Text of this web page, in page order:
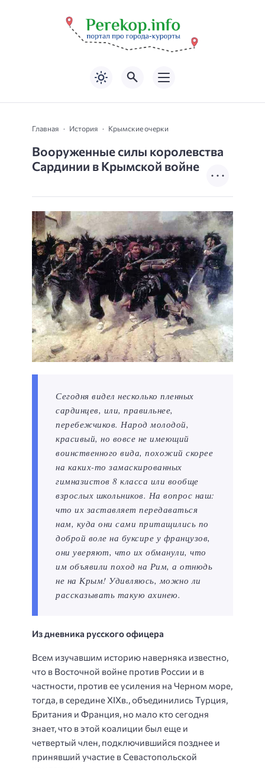
Главная История Крымские очерки
Вооруженные силы королевства
Сардинии в Крымской войне
Сегодня видел несколько пленных
сардинцев, или, правильнее,
перебежчиков. Народ молодой,
красивый, но вовсе не имеющий
воинственного вида, похожий скорее
на каких-то замаскированных
гимназистов 8 класса или вообще
взрослых школьников. На вопрос наш:
что их заставляет передаваться
нам, куда они сами притащились по
доброй воле на буксире у французов,
они уверяют, что их обманули, что
им объявили поход на Рим, а отнюдь
не на Крым! Удивляюсь, можно ли
рассказывать такую ахинею.
Из дневника русского офицера
Всем изучавшим историю наверняка известно,
что в Восточной войне против России и в
частности, против ее усиления на Черном море,
тогда, в середине XIXв., объединились Турция,
Британия и Франция, но мало кто сегодня
знает, что в этой коалиции был еще и
четвертый член, подключившийся позднее и
принявший участие в Севастопольской